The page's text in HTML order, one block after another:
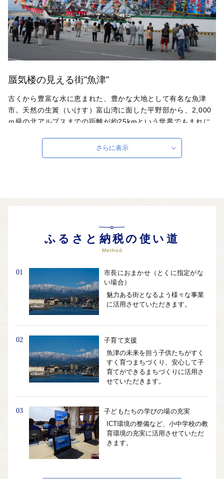
蜃気楼の見える街”魚津”
古くから豊富な水に恵まれた、豊かな大地として有名な魚津
市。天然の生簀（いけす）富山湾に面した平野部から、2,000
ｍ級の北アルプスまでの距離が約25kmという世界でもまれに
川や伏流水となってさまざまな農作物をはぐくみ、人々の心と
体を潤し、富山湾はおいしい魚の宝庫となっています。特産品
さらに表示
ふるさと納税の使い道
Method
01
市長におまかせ（とくに指定がな
い場合）
魅力ある街となるよう様々な事業
に活用させていただきます。
02
子育て支援
魚津の未来を担う子供たちがすく
すく育つまちづくり、安心して子
育てができるまちづくりに活用さ
せていただきます。
03
子どもたちの学びの場の充実
ICT環境の整備など、小中学校の教
育環境の充実に活用させていただ
きます。